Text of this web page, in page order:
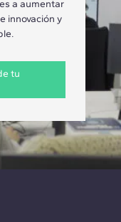
a aumentar
innovación y
tu